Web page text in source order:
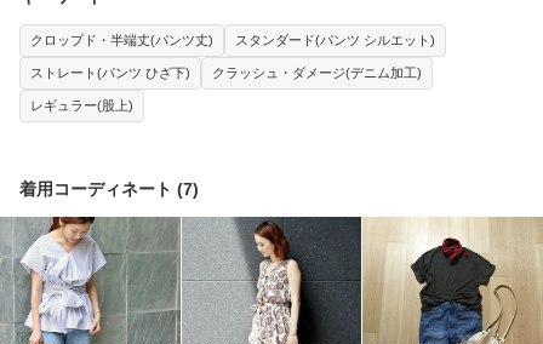
クロップド・半端丈(パンツ丈) スタンダード(パンツ シルエット)
ストレート(パンツ ひざ下) クラッシュ・ダメージ(デニム加工)
レギュラー(股上)
着用コーディネート (7)